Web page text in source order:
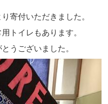
寄付いただきました。
トイレもあります。
うございました。